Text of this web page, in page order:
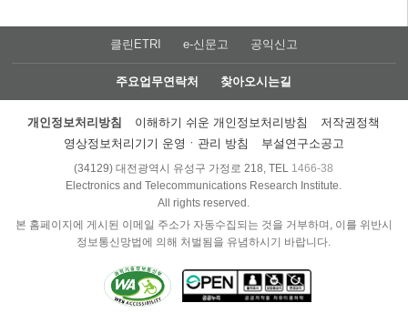
클린ETRI e-신문고 공익신고
주요업무연락처 찾아오시는길
개인정보처리방침 이해하기 쉬운 개인정보처리방침
저작권정책
영상정보처리기기 운영ㆍ관리 방침
부설연구소공고
(34129) 대전광역시 유성구 가정로 218, TEL 1466-38
Electronics and Telecommunications Research Institute.
All rights reserved.
본 홈페이지에 게시된 이메일 주소가 자동수집되는 것을 거부하며, 이를 위반시
정보통신망법에 의해 처벌됨을 유념하시기 바랍니다.